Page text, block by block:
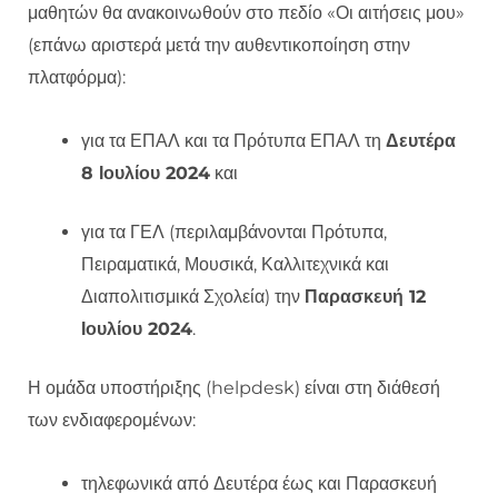
μαθητών θα ανακοινωθούν στο πεδίο «Οι αιτήσεις μου»
(επάνω αριστερά μετά την αυθεντικοποίηση στην
πλατφόρμα):
για τα ΕΠΑΛ και τα Πρότυπα ΕΠΑΛ τη Δευτέρα
8 Ιουλίου 2024 και
για τα ΓΕΛ (περιλαμβάνονται Πρότυπα,
Πειραματικά, Μουσικά, Καλλιτεχνικά και
Διαπολιτισμικά Σχολεία) την Παρασκευή 12
Ιουλίου 2024.
Η ομάδα υποστήριξης (helpdesk) είναι στη διάθεσή
των ενδιαφερομένων:
τηλεφωνικά από Δευτέρα έως και Παρασκευή